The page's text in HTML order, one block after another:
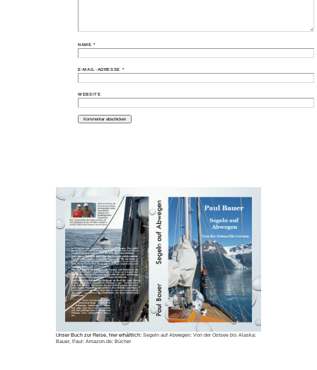
NAME*
E-MAIL-ADRESSE *
WEBSITE
Unser Buch zur Reise, hier erhältlich:Segeln auf Abwegen: Von der Ostsee bis Alaska:
Bauer, Paul: Amazon.de: Bücher